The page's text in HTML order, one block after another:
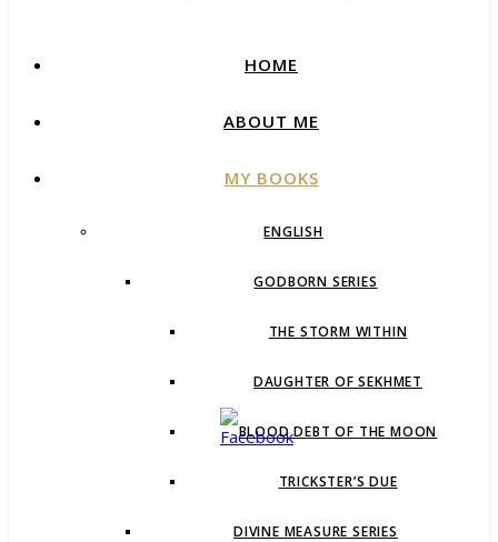
HOME
ABOUT ME
MY BOOKS
ENGLISH
GODBORN SERIES
THE STORM WITHIN
DAUGHTER OF SEKHMET
BLOOD DEBT OF THE MOON
TRICKSTER’S DUE
DIVINE MEASURE SERIES